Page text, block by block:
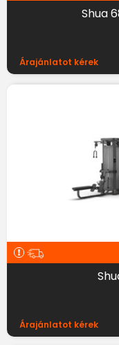
Shua
Árajánlatot kérek
Árajánlatot kérek